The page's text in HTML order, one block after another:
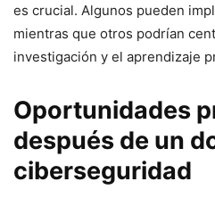
es crucial. Algunos pueden
mientras que otros podrían
investigación y ​el aprendizaje
Oportunidades⁣
después de un
ciberseguridad